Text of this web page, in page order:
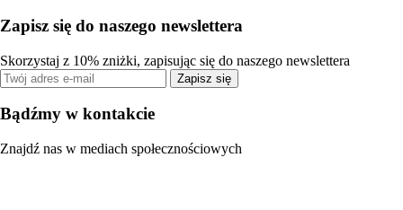
Zapisz się do naszego newslettera
Skorzystaj z 10% zniżki, zapisując się do naszego newslettera
Zapisz się
Bądźmy w kontakcie
Znajdź nas w mediach społecznościowych